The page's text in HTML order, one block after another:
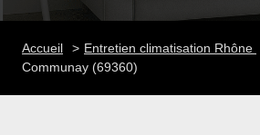
Accueil
Entretien climatisation Rhône
Communay (69360)